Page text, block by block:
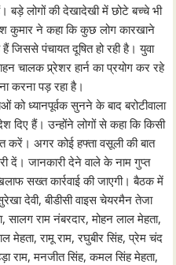
बड़े लोगों की देखादेखी में छोटे बच्चे भी
कुमार ने कहा कि कुछ लोग कारखाने
जिससे पंचायत दूषित हो रही है। युवा
चालक प्र्रेशर हार्न का प्रयोग कर रहे
करना पड़ रहा है।
ध्यानपूर्वक सुनने के बाद बरोटीवाला
दिए हैं। उन्होंने लोगों से कहा कि किसी
करें। अगर कोई हफ्ता वसूली की बात
दें। जानकारी देने वाले के नाम गुप्त
सख्त कार्रवाई की जाएगी। बैठक में
देवी, बीडीसी वाइस चेयरमैन तेजा
सालग राम नंबरदार, मोहन लाल मेहता,
मेहता, रामू राम, रघुबीर सिंह, प्रेम चंद
राम, मनजीत सिंह, कमल सिंह मेहता,